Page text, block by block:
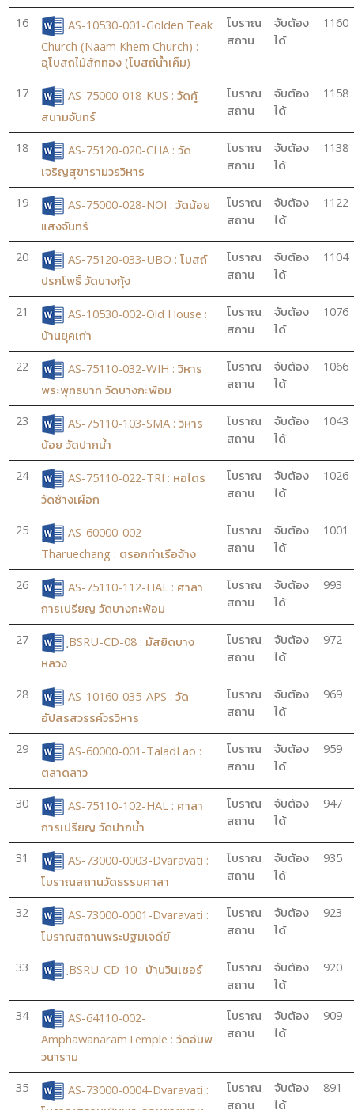
16
AS-10530-001-Golden Teak
Church (Naam Khem Church) :
อุโบสถไม้สักทอง (โบสถ์น้ำเค็ม)
โบราณ
สถาน
จับต้อง
ได้
1160
17
AS-75000-018-KUS : วัดคู้
สนามจันทร์
โบราณ
สถาน
จับต้อง
ได้
1158
18
AS-75120-020-CHA : วัด
เจริญสุขารามวรวิหาร
โบราณ
สถาน
จับต้อง
ได้
1138
19
AS-75000-028-NOI : วัดน้อย
แสงจันทร์
โบราณ
สถาน
จับต้อง
ได้
1122
20
AS-75120-033-UBO : โบสถ์
ปรกโพธิ์ วัดบางกุ้ง
โบราณ
สถาน
จับต้อง
ได้
1104
21
AS-10530-002-Old House :
บ้านยุคเก่า
โบราณ
สถาน
จับต้อง
ได้
1076
22
AS-75110-032-WIH : วิหาร
พระพุทธบาท วัดบางกะพ้อม
โบราณ
สถาน
จับต้อง
ได้
1066
23
AS-75110-103-SMA : วิหาร
น้อย วัดปากน้ำ
โบราณ
สถาน
จับต้อง
ได้
1043
24
AS-75110-022-TRI : หอไตร
วัดช้างเผือก
โบราณ
สถาน
จับต้อง
ได้
1026
25
AS-60000-002-
Tharuechang : ตรอกท่าเรือจ้าง
โบราณ
สถาน
จับต้อง
ได้
1001
26
AS-75110-112-HAL : ศาลา
การเปรียญ วัดบางกะพ้อม
โบราณ
สถาน
จับต้อง
ได้
993
27
ฺBSRU-CD-08 : มัสยิดบาง
หลวง
โบราณ
สถาน
จับต้อง
ได้
972
28
AS-10160-035-APS : วัด
อัปสรสวรรค์วรวิหาร
โบราณ
สถาน
จับต้อง
ได้
969
29
AS-60000-001-TaladLao :
ตลาดลาว
โบราณ
สถาน
จับต้อง
ได้
959
30
AS-75110-102-HAL : ศาลา
การเปรียญ วัดปากน้ำ
โบราณ
สถาน
จับต้อง
ได้
947
31
AS-73000-0003-Dvaravati :
โบราณสถานวัดธรรมศาลา
โบราณ
สถาน
จับต้อง
ได้
935
32
AS-73000-0001-Dvaravati :
โบราณสถานพระปฐมเจดีย์
โบราณ
สถาน
จับต้อง
ได้
923
33 ฺBSRU-CD-10 : บ้านวินเซอร์
โบราณ
สถาน
จับต้อง
ได้
920
34
AS-64110-002-
AmphawanaramTemple : วัดอัมพ
วนาราม
โบราณ
สถาน
จับต้อง
ได้
909
35
AS-73000-0004-Dvaravati :
โบราณ
สถาน
จับต้อง
ได้
891